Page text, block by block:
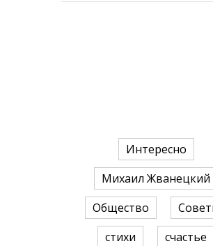
Интересно
Михаил Жванецкий
Общество
стихи
счастье